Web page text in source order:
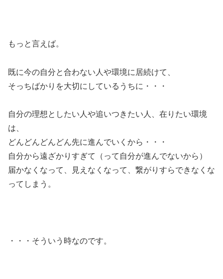
もっと言えば。
既に今の自分と合わない人や環境に居続けて、
そっちばかりを大切にしているうちに・・・
自分の理想としたい人や追いつきたい人、在りたい環境
は、
どんどんどんどん先に進んでいくから・・・
自分から遠ざかりすぎて（って自分が進んでないから）
届かなくなって、見えなくなって、繋がりすらできなくな
ってしまう。
・・・そういう時なのです。